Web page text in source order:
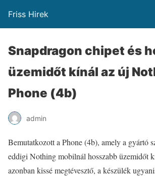
Friss Hirek
Snapdragon chipet és
üzemidőt kínál az új
Phone (4b)
admin
Bemutatkozott a Phone (4b), amely a gyártó
eddigi Nothing mobilnál hosszabb üzemidőt
azonban kissé megtévesztő, a készülék